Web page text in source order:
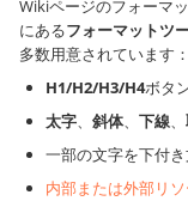
Wikiページのフォーマ
にあるフォーマットツ
多数用意されています：
H1/H2/H3/H4ボタ
太字、 斜体、 下線、
一部の文字を下付
内部または外部リ